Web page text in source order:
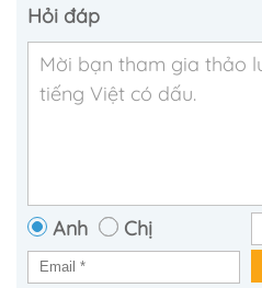
Hỏi đáp
Anh Chị